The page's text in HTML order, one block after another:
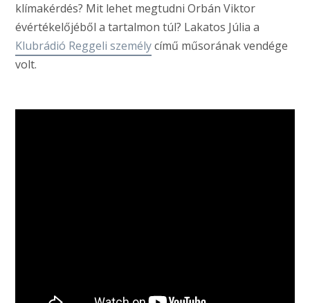
klímakérdés? Mit lehet megtudni Orbán Viktor
évértékelőjéből a tartalmon túl? Lakatos Júlia a
Klubrádió Reggeli személycímű műsorának vendége
volt.